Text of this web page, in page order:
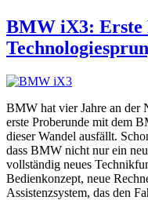
BMW iX3: Erste
BMW hat vier Jahre an der
erste Proberunde mit dem
dieser Wandel ausfällt.
dass BMW nicht nur ein
vollständig neues
Bedienkonzept, neue
Assistenzsystem, das den